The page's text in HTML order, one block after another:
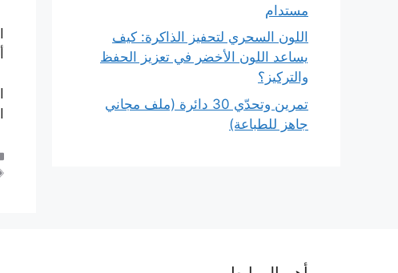
مستدام
اللون السحري لتحفيز الذاكرة: كيف
يساعد اللون الأخضر في تعزيز الحفظ
والتركيز؟
تمرين وتحدّي 30 دائرة (ملف مجاني
جاهز للطباعة)